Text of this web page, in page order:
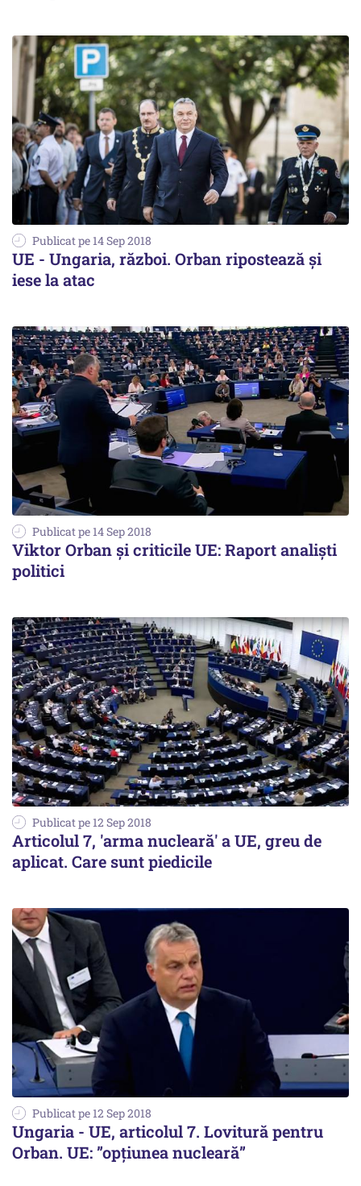
Publicat pe 14 Sep 2018
UE - Ungaria, război. Orban ripostează și
iese la atac
Publicat pe 14 Sep 2018
Viktor Orban și criticile UE: Raport analiști
politici
Publicat pe 12 Sep 2018
Articolul 7, 'arma nucleară' a UE, greu de
aplicat. Care sunt piedicile
Publicat pe 12 Sep 2018
Ungaria - UE, articolul 7. Lovitură pentru
Orban. UE: ”opțiunea nucleară”